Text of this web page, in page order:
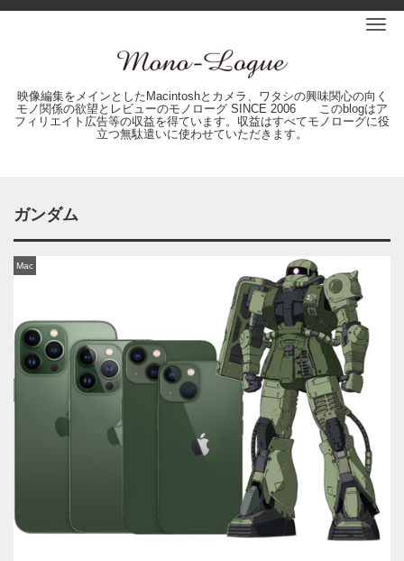
映像編集をメインとしたMacintoshとカメラ、ワタシの興味関心の向く
モノ関係の欲望とレビューのモノローグ SINCE 2006 このblogはア
フィリエイト広告等の収益を得ています。収益はすべてモノローグに役
立つ無駄遣いに使わせていただきます。
ガンダム
Mac